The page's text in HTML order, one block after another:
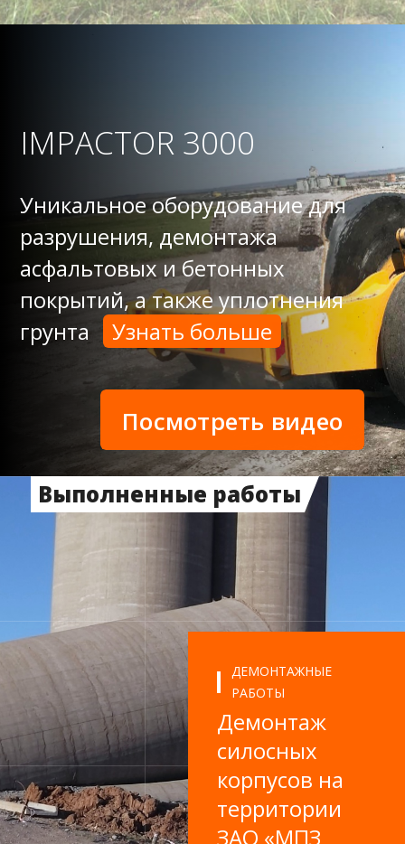
IMPACTOR 3000
Уникальное оборудование для
разрушения, демонтажа
асфальтовых и бетонных
покрытий, а также уплотнения
грунта
Узнать больше
Посмотреть видео
Выполненные работы
ДЕМОНТАЖНЫЕ
РАБОТЫ
Демонтаж
силосных
корпусов на
территории
ЗАО «МПЗ